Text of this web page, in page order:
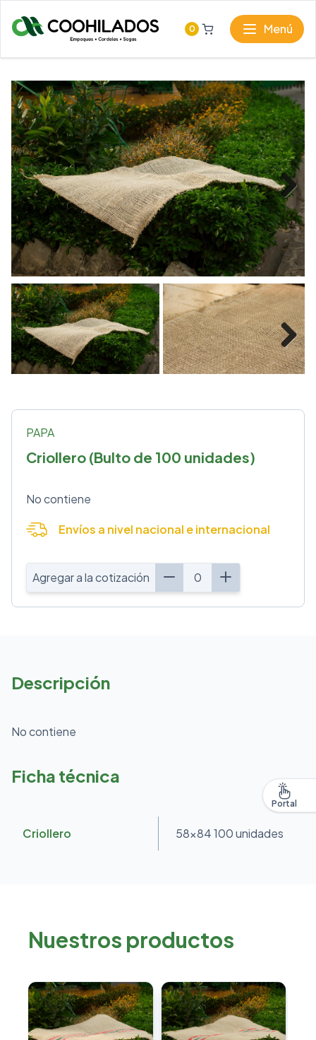
0 Menú
Next
Next
PAPA
Criollero (Bulto de 100 unidades)
No contiene
Envíos a nivel nacional e internacional
Agregar a la cotización 0
Descripción
No contiene
Ficha técnica
Criollero 58x84 100 unidades
Nuestros productos
Portal